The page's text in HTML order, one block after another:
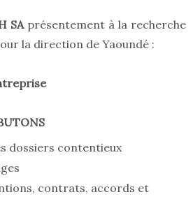
SA présentement à la recherche
la direction de Yaoundé :
dossiers contentieux
contrats, accords et